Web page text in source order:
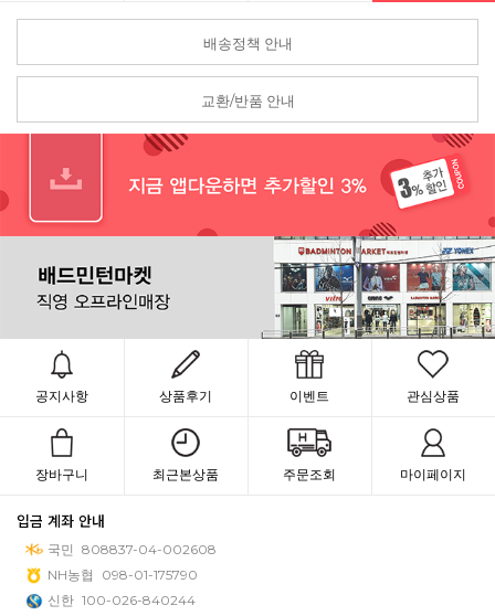
배송정책 안내
교환/반품 안내
공지사항 상품후기 이벤트 관심상품
장바구니 최근본상품 주문조회 마이페이지
입금 계좌 안내
국민 808837-04-002608
NH농협
098-01-175790
신한 100-026-840244